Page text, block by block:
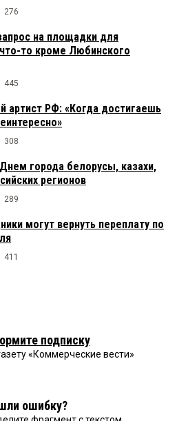
276
на площадки для
то кроме Любинского
445
артист РФ: «Когда достигаешь
308
города белорусы, казахи,
регионов
289
могут вернуть переплату по
411
подписку
«Коммерческие вести»
ошибку?